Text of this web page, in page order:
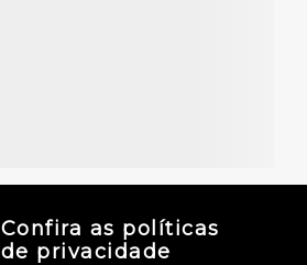
Confira as políticas
de privacidade